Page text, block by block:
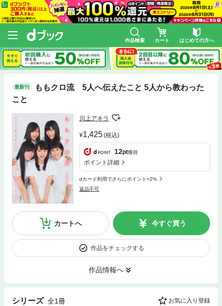
作品検索 カート はじめての方へ
最新刊
ももクロ流 5人へ伝えたこと 5人から教わった
こと
川上アキラ
1,425(税込)
12pt獲得
ポイント詳細
dカード利用でさらにポイント+2%
返品不可
カートへ 今すぐ買う
作品をチェックする
作品情報へ
シリーズ 全1冊 お気に入り登録